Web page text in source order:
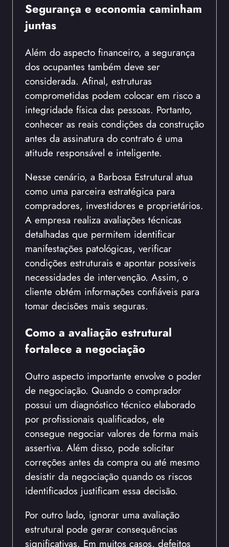
Segurança e economia caminham
juntas
Além do aspecto financeiro, a segurança
dos ocupantes também deve ser
considerada. Afinal, estruturas
comprometidas podem colocar em risco a
integridade física das pessoas. Portanto,
conhecer as reais condições da construção
antes da assinatura do contrato é uma
atitude responsável e inteligente.
Nesse cenário, a Barbosa Estrutural atua
como uma parceira estratégica para
compradores, investidores e proprietários.
A empresa realiza avaliações técnicas
detalhadas que permitem identificar
manifestações patológicas, verificar
condições estruturais e apontar possíveis
necessidades de intervenção. Assim, o
cliente obtém informações confiáveis para
tomar decisões mais seguras.
Como a avaliação estrutural
fortalece a negociação
Outro aspecto importante envolve o poder
de negociação. Quando o comprador
possui um diagnóstico técnico elaborado
por profissionais qualificados, ele
consegue negociar valores de forma mais
assertiva. Além disso, pode solicitar
correções antes da compra ou até mesmo
desistir da negociação quando os riscos
identificados justificam essa decisão.
Por outro lado, ignorar uma avaliação
estrutural pode gerar consequências
significativas. Em muitos casos, defeitos